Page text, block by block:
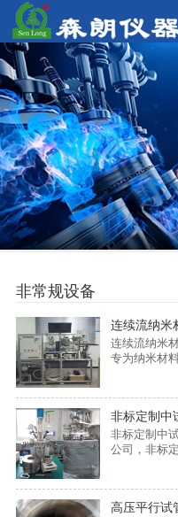
非常规设备
连续流纳米
连续流纳米
专为纳米材
非标定制中
非标定制中
公司，非标
高压平行试